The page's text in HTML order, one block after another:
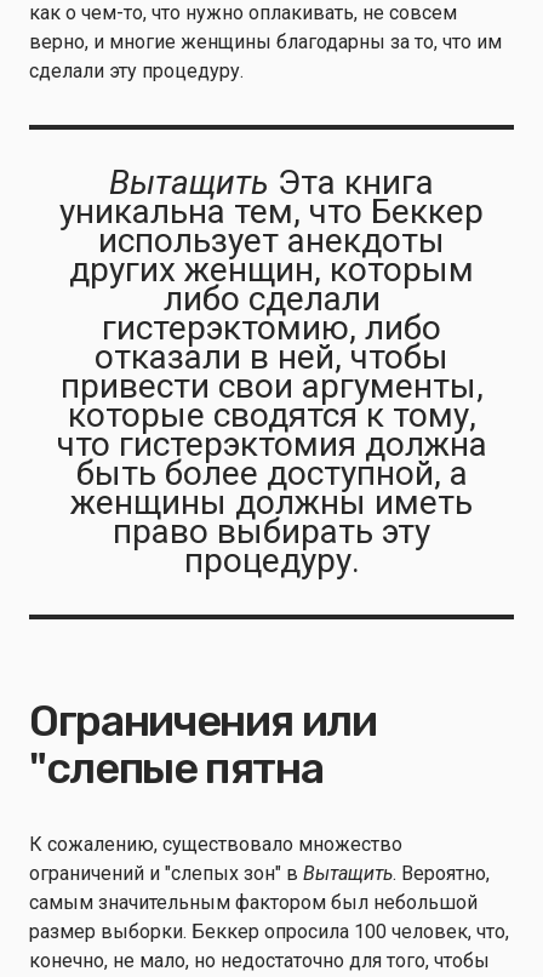
как о чем-то, что нужно оплакивать, не совсем
верно, и многие женщины благодарны за то, что им
сделали эту процедуру.
Вытащить Эта книга
уникальна тем, что Беккер
использует анекдоты
других женщин, которым
либо сделали
гистерэктомию, либо
отказали в ней, чтобы
привести свои аргументы,
которые сводятся к тому,
что гистерэктомия должна
быть более доступной, а
женщины должны иметь
право выбирать эту
процедуру.
Ограничения или
"слепые пятна
К сожалению, существовало множество
ограничений и "слепых зон" в Вытащить. Вероятно,
самым значительным фактором был небольшой
размер выборки. Беккер опросила 100 человек, что,
конечно, не мало, но недостаточно для того, чтобы